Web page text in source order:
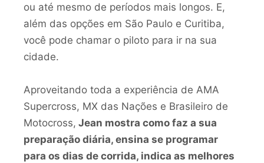
ou até mesmo de períodos mais longos. E,
além das opções em São Paulo e Curitiba,
você pode chamar o piloto para ir na sua
cidade.
Aproveitando toda a experiência de AMA
Supercross, MX das Nações e Brasileiro de
Motocross, Jean mostra como faz a sua
preparação diária, ensina se programar
para os dias de corrida, indica as melhores